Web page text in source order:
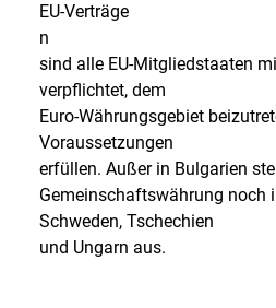
EU-Verträge
n
sind alle EU-Mitgliedstaaten
verpflichtet, dem
Euro-Währungsgebiet
Voraussetzungen
erfüllen. Außer in Bulgarien
Gemeinschaftswährung noch
Schweden, Tschechien
und Ungarn aus.